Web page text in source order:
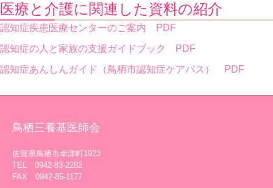
医療と介護に関連した資料の紹介
認知症疾患医療センターのご案内 PDF
認知症の人と家族の支援ガイドブック PDF
認知症あんしんガイド（鳥栖市認知症ケアパス） PDF
鳥栖三養基医師会
佐賀県鳥栖市幸津町1923
TEL 0942-83-2282
FAX 0942-85-1177